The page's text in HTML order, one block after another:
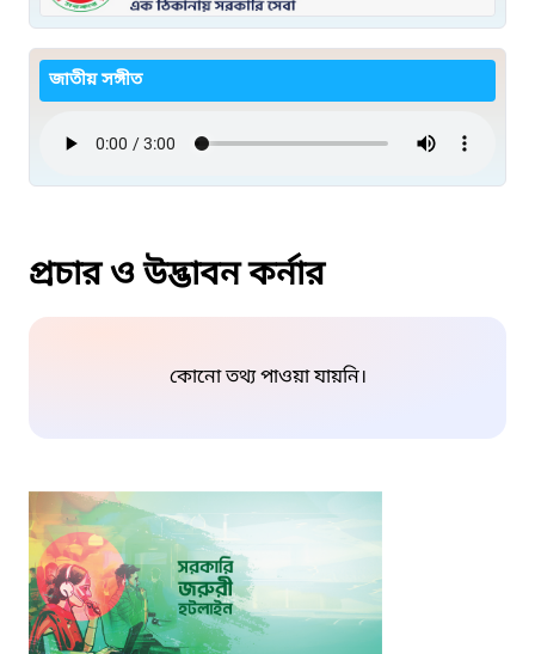
জাতীয় সঙ্গীত
প্রচার ও উদ্ভাবন কর্নার
কোনো তথ্য পাওয়া যায়নি।